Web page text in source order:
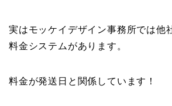
実はモッケイデザイン事務所では他
料金システムがあります。
料金が発送日と関係しています！